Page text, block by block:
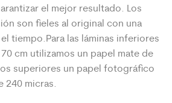
el mejor resultado. Los
son fieles al original con una
tiempo.Para las láminas inferiores
cm utilizamos un papel mate de
superiores un papel fotográfico
240 micras.